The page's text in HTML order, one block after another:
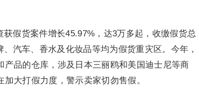
假货案件增长45.97%，达3万多起，收缴假货总
汽车、香水及化妆品等均为假货重灾区。今年，
品的仓库，涉及日本三丽鸥和美国迪士尼等商
大打假力度，警示卖家切勿售假。